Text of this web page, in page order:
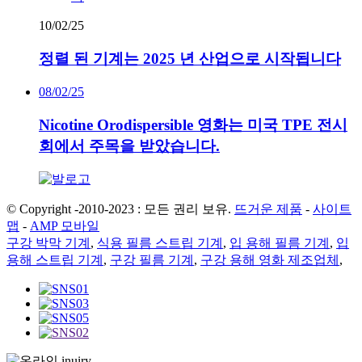
10/02/25
정렬 된 기계는 2025 년 산업으로 시작됩니다
08/02/25
Nicotine Orodispersible 영화는 미국 TPE 전시
회에서 주목을 받았습니다.
© Copyright -2010-2023 : 모든 권리 보유. 뜨거운 제품 - 사이트
맵 - AMP 모바일
구강 박막 기계 , 식용 필름 스트립 기계 , 입 용해 필름 기계 , 입
용해 스트립 기계 , 구강 필름 기계 , 구강 용해 영화 제조업체 ,